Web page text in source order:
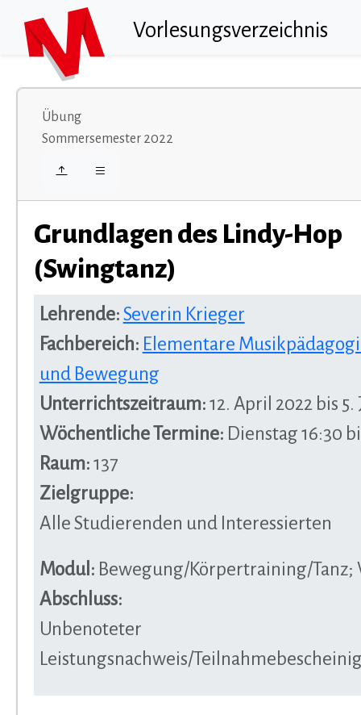
Vorlesungsverzeichnis
Übung
Sommersemester 2022
Grundlagen des Lindy-Hop
(Swingtanz)
Lehrende: Severin Krieger
Fachbereich: Elementare
und Bewegung
Unterrichtszeitraum: 12. April 2022 bis 5.
Wöchentliche Termine: Dienstag 16:30
Raum: 137
Zielgruppe:
Alle Studierenden und Interessierten
Modul: Bewegung/Körpertraining/Tanz;
Abschluss:
Unbenoteter
Leistungsnachweis/